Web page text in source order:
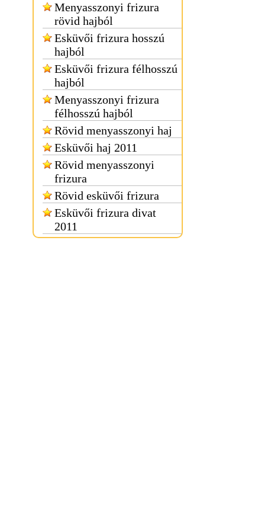
Menyasszonyi frizura
rövid hajból
Esküvői frizura hosszú
hajból
Esküvői frizura félhosszú
hajból
Menyasszonyi frizura
félhosszú hajból
Rövid menyasszonyi haj
Esküvői haj 2011
Rövid menyasszonyi
frizura
Rövid esküvői frizura
Esküvői frizura divat
2011